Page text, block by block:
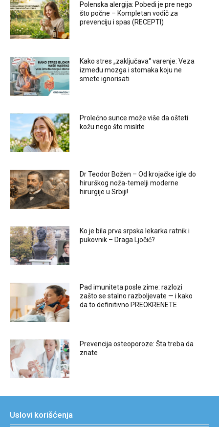
Polenska alergija: Pobedi je pre nego
što počne – Kompletan vodič za
prevenciju i spas (RECEPTI)
Kako stres „zaključava“ varenje: Veza
između mozga i stomaka koju ne
smete ignorisati
Prolećno sunce može više da ošteti
kožu nego što mislite
Dr Teodor Božen – Od krojačke igle do
hirurškog noža-temelji moderne
hirurgije u Srbiji!
Ko je bila prva srpska lekarka ratnik i
pukovnik – Draga Ljočić?
Pad imuniteta posle zime: razlozi
zašto se stalno razboljevate — i kako
da to definitivno PREOKRENETE
Prevencija osteoporoze: Šta treba da
znate
Uslovi korišćenja